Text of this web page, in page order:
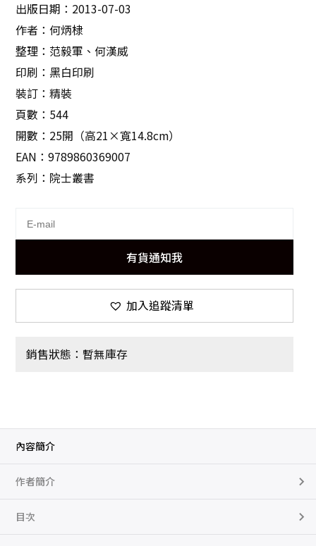
出版日期：2013-07-03
作者：何炳棣
整理：范毅軍、何漢威
印刷：黑白印刷
裝訂：精裝
頁數：544
開數：25開（高21×寬14.8cm）
EAN：9789860369007
系列：院士叢書
有貨通知我
加入追蹤清單
銷售狀態：暫無庫存
內容簡介
作者簡介
目次